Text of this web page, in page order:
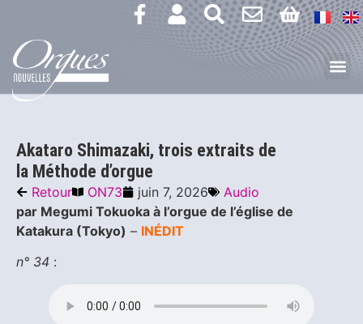
Akataro Shimazaki, trois extraits de
la Méthode d’orgue
Retour ON73 juin 7, 2026
Audio
par Megumi Tokuoka à l’orgue de l’église de
Katakura (Tokyo) – INÉDIT
n° 34 :